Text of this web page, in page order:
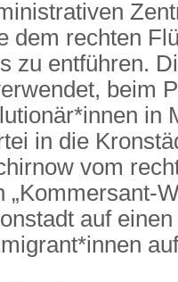
dem rechten
zu entführen.
beim
in
in die
vom
„Kommersant-
auf